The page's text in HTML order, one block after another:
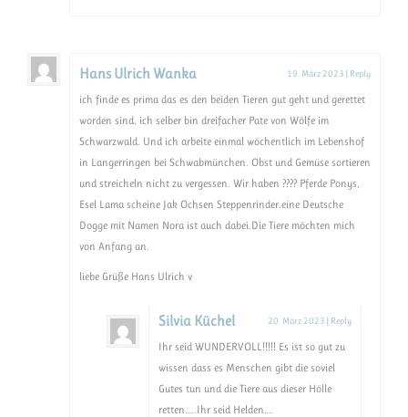
Hans Ulrich Wanka 19. März 2023 | Reply
ich finde es prima das es den beiden Tieren gut geht und gerettet
worden sind. ich selber bin dreifacher Pate von Wölfe im
Schwarzwald. Und ich arbeite einmal wöchentlich im Lebenshof
in Langerringen bei Schwabmünchen. Obst und Gemüse sortieren
und streicheln nicht zu vergessen. Wir haben ???? Pferde Ponys,
Esel Lama scheine Jak Ochsen Steppenrinder.eine Deutsche
Dogge mit Namen Nora ist auch dabei.Die Tiere möchten mich
von Anfang an.
liebe Grüße Hans Ulrich v
Silvia Küchel 20. März 2023 | Reply
Ihr seid WUNDERVOLL!!!!! Es ist so gut zu
wissen dass es Menschen gibt die soviel
Gutes tun und die Tiere aus dieser Hölle
retten…..Ihr seid Helden….